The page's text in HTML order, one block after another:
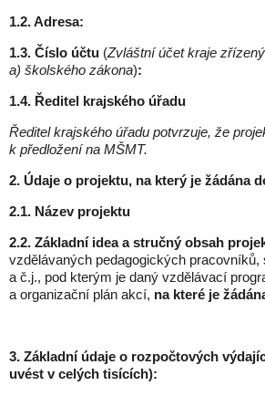
1.2. Adresa:
1.3. Číslo účtu (Zvláštní účet kraje
a) školského zákona):
1.4. Ředitel krajského úřadu
Ředitel krajského úřadu potvrzuje, že
k předložení na MŠMT.
2. Údaje o projektu, na který je žádána
2.1. Název projektu
2.2. Základní idea a stručný obsah
vzdělávaných pedagogických pracovníků,
a č.j., pod kterým je daný vzdělávací
a organizační plán akcí, na které je
3. Základní údaje o rozpočtových
uvést v celých tisících):